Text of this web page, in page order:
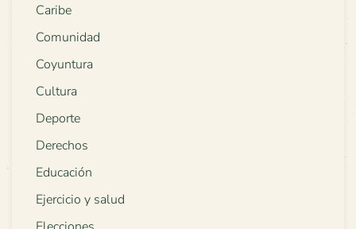
Caribe
Comunidad
Coyuntura
Cultura
Deporte
Derechos
Educación
Ejercicio y salud